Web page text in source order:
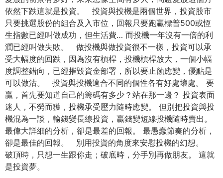
依然下跌這就是投資。 投資與投機是兩個世界，投資股市
只要挑選股份的組合及入市位，回報只要跑贏標普500或恆
生指數已經叫做成功，但生活費… 而投機一年沒有一倍的利
潤已經叫做失敗。 做投機與做投資很不一樣，投資可以承
受大幅度的回跌，因為沒有槓桿，投機槓桿放大，一個小幅
度調整錯向，已經摧毀資金部署，所以要止蝕應變，優點是
可以做沽。 投資與投機適合不同的個性各有好處壞處。 要
贏，首先要知道自己的籌碼有多少？站在那一邊？ 投資表面
迷人，不勞而獲，投機承受壓力隨時應變。 但別把投資與投
機混為一談，輸錢變長線投資，贏錢變短線投機隨時賣出。
最偉大詳細的分析，卻是最差的回報。 最愚蠢節奏的分析，
卻是最佳的回報。 別用投資的角度來安慰投機的幻想。
破頂時，只想一生跟你走；破底時，分手別再做朋友。 這就
是投資夢。